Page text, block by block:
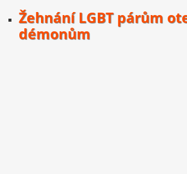
Žehnání LGBT párům
démonům